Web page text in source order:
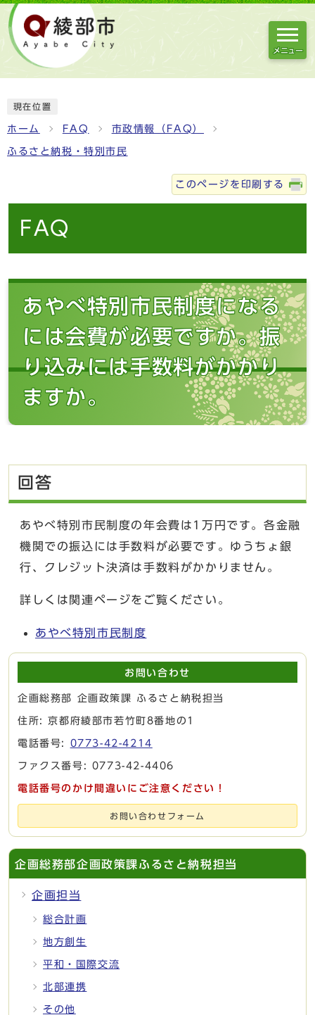
メニュー
現在位置
ホーム FAQ 市政情報（FAQ）
ふるさと納税・特別市民
このページを印刷する
FAQ
あやべ特別市民制度になる
には会費が必要ですか。振
り込みには手数料がかかり
ますか。
回答
あやべ特別市民制度の年会費は1万円です。各金融
機関での振込には手数料が必要です。ゆうちょ銀
行、クレジット決済は手数料がかかりません。
詳しくは関連ページをご覧ください。
あやべ特別市民制度
お問い合わせ
企画総務部 企画政策課 ふるさと納税担当
住所: 京都府綾部市若竹町8番地の1
電話番号: 0773-42-4214
ファクス番号: 0773-42-4406
電話番号のかけ間違いにご注意ください！
お問い合わせフォーム
企画総務部企画政策課ふるさと納税担当
企画担当
総合計画
地方創生
平和・国際交流
北部連携
その他